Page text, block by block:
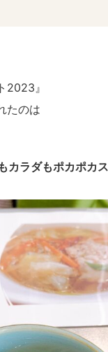
2023』
たのは
カラダもポカポカ